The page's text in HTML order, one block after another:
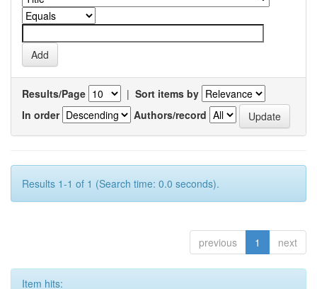
Results/Page | Sort items by
In order
Authors/record
Results 1-1 of 1 (Search time: 0.0 seconds).
previous 1 next
Item hits: